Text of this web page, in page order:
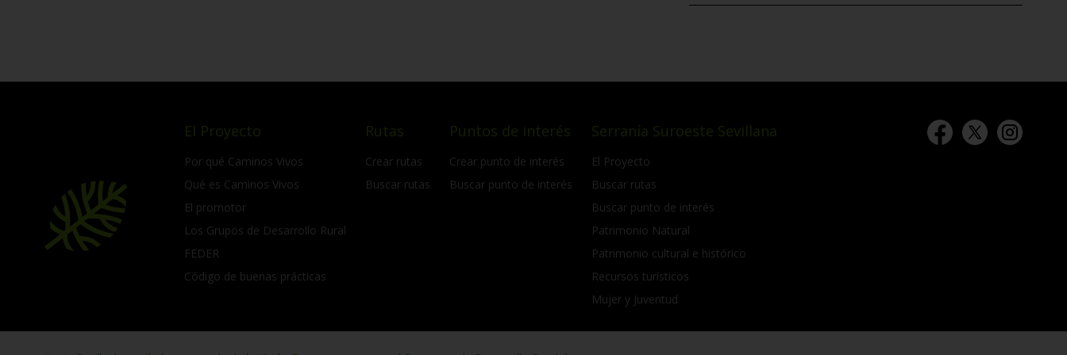
El Proyecto
Por qué Caminos Vivos
Qué es Caminos Vivos
El promotor
Los Grupos de Desarrollo Rural
FEDER
Código de buenas prácticas
Rutas
Crear rutas
Buscar rutas
Puntos de interés
Crear punto de interés
Buscar punto de interés
Serranía Suroeste Sevillana
El Proyecto
Buscar rutas
Buscar punto de interés
Patrimonio Natural
Patrimonio cultural e histórico
Recursos turísticos
Mujer y Juventud